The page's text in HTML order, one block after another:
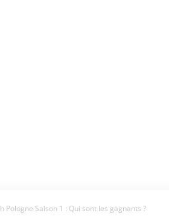
Pologne Saison 1 : Qui sont les gagnants ?